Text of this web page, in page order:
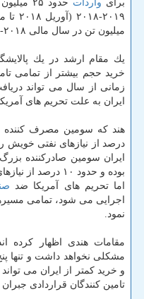
برای واردات حدود ۲۵ میلیون تن
میلیون تن در سال مالی ۲۰۱۸-۲۰۱۷ بود.
یك مقام ارشد در یك
خرید حجم بیشتر از تمامی
زمانی از سال می تواند
ایران به علت تحریم های
هند كه سومین مصرف كننده
درصد از نیازهای نفتی خویش را
ایران سومین صادركننده بزرگ
بوده و حدود ۱۰ درصد از نیازهای انرژی این
اما تحریم های آمریكا ضد
اجرایی می شود، تمامی
نمود.
مقامات هندی اظهار كرده
مشكلی نخواهد داشت و تنها
و خرید كمتر از ایران می
تامین كنندگان قراردادی